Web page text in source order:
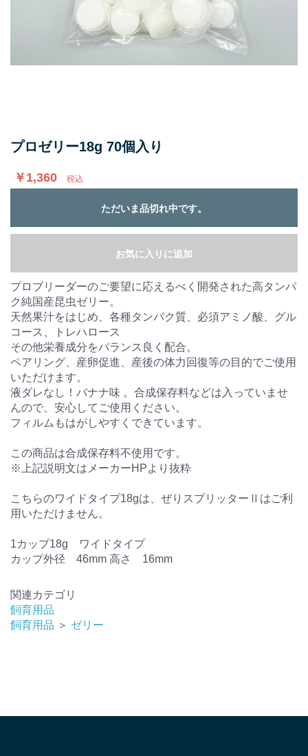
プロゼリー18g 70個入り
￥1,360 税込
ただいま品切れ中です。
お気に入りに追加
プロブリーダーのご要望に応えるべく開発された高タンパ
ク純国産昆虫ゼリー。
天然果汁をはじめ、各種タンパク質、必須アミノ酸、グル
コース、トレハロース
その他栄養成分をバランス良く配合。
ペアリング、産卵促進、産後の体力回復等の目的でご使用
いただけます。
液ダレなし！バナナ味 。合成保存料などは入っていませ
んので、安心してご使用ください。
フィルムもはがしやすくできています。
この商品は合成保存料不使用です。
※上記説明文はメーカーHPより抜粋
こちらのワイドタイプ18gは、ぜりスプリッターⅡはご利
用いただけません。
1カップ18g ワイドタイプ
カップ外径 46mm 高さ 16mm
関連カテゴリ
飼育用品
飼育用品 ＞ ゼリー